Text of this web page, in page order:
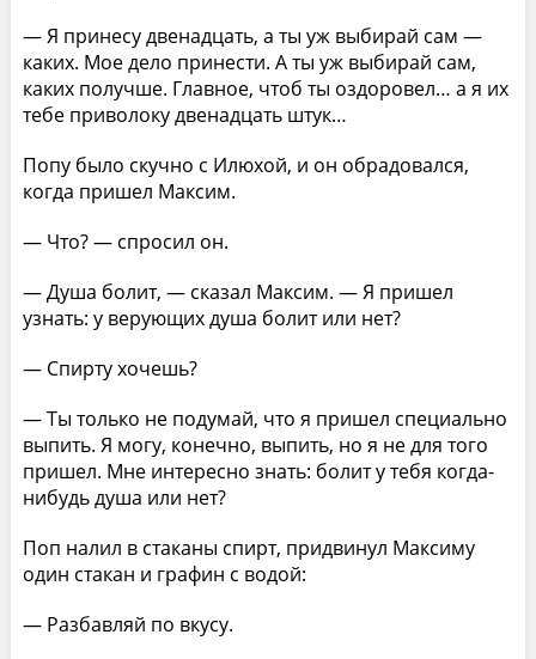
— Я принесу двенадцать, а ты уж выбирай сам —
каких. Мое дело принести. А ты уж выбирай сам,
каких получше. Главное, чтоб ты оздоровел… а я их
тебе приволоку двенадцать штук…
Попу было скучно с Илюхой, и он обрадовался,
когда пришел Максим.
— Что? — спросил он.
— Душа болит, — сказал Максим. — Я пришел
узнать: у верующих душа болит или нет?
— Спирту хочешь?
— Ты только не подумай, что я пришел специально
выпить. Я могу, конечно, выпить, но я не для того
пришел. Мне интересно знать: болит у тебя когда-
нибудь душа или нет?
Поп налил в стаканы спирт, придвинул Максиму
один стакан и графин с водой:
— Разбавляй по вкусу.